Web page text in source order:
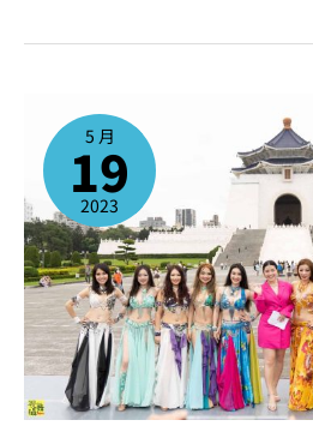
5 月
19
2023
息！
2023
6
月
開
始，
肚
皮
舞
課
程
新
增
超
多
時
段，
不
怕
沒
時
間
學
舞
啦！